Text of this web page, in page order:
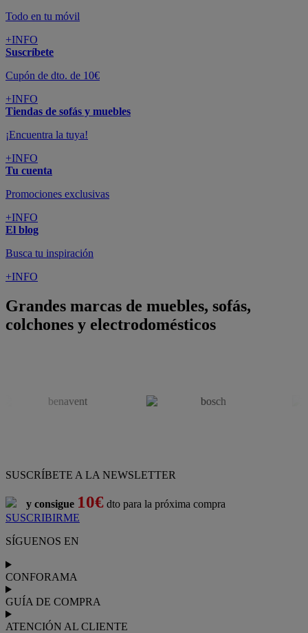
Todo en tu móvil
+INFO
Suscríbete
Cupón de dto. de 10€
+INFO
Tiendas de sofás y muebles
¡Encuentra la tuya!
+INFO
Tu cuenta
Promociones exclusivas
+INFO
El blog
Busca tu inspiración
+INFO
Grandes marcas de muebles, sofás,
colchones y electrodomésticos
SUSCRÍBETE A LA NEWSLETTER
y consigue 10€ dto para la próxima compra
SUSCRIBIRME
SÍGUENOS EN
CONFORAMA
GUÍA DE COMPRA
ATENCIÓN AL CLIENTE